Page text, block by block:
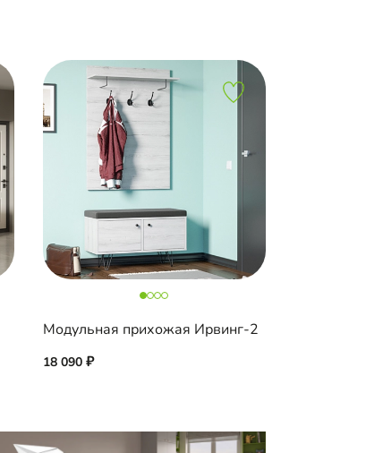
Модульная прихожая Ирвинг-2
18 090